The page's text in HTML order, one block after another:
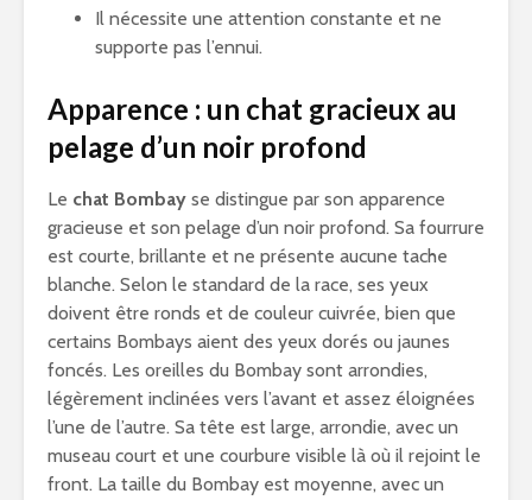
Il nécessite une attention constante et ne
supporte pas l’ennui.
Apparence : un chat gracieux au
pelage d’un noir profond
Le chat Bombay se distingue par son apparence
gracieuse et son pelage d’un noir profond. Sa fourrure
est courte, brillante et ne présente aucune tache
blanche. Selon le standard de la race, ses yeux
doivent être ronds et de couleur cuivrée, bien que
certains Bombays aient des yeux dorés ou jaunes
foncés. Les oreilles du Bombay sont arrondies,
légèrement inclinées vers l’avant et assez éloignées
l’une de l’autre. Sa tête est large, arrondie, avec un
museau court et une courbure visible là où il rejoint le
front. La taille du Bombay est moyenne, avec un